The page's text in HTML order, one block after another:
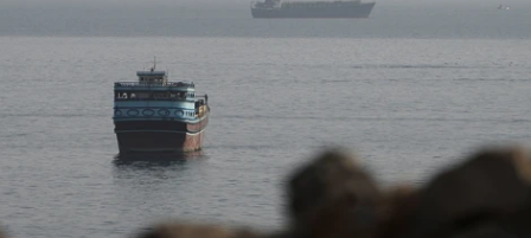
“Este contrato será um dos muitos essenciais para
o futuro de Gaza”, acrescenta este funcionário.
Inicialmente, osplanos para esta base militar
uma futura Força Internacional de Estabilização